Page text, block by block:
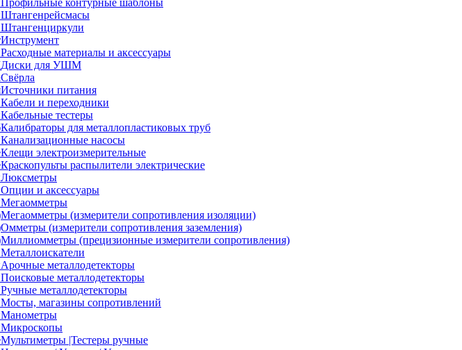
Профильные контурные шаблоны
Штангенрейсмасы
Штангенциркули
Инструмент
Расходные материалы и аксессуары
Диски для УШМ
Свёрла
Источники питания
Кабели и переходники
Кабельные тестеры
Калибраторы для металлопластиковых труб
Канализационные насосы
Клещи электроизмерительные
Краскопульты распылители электрические
Люксметры
Опции и аксессуары
Мегаомметры
Мегаомметры (измерители сопротивления изоляции)
Омметры (измерители сопротивления заземления)
Миллиомметры (прецизионные измерители сопротивления)
Металлоискатели
Арочные металлодетекторы
Поисковые металлодетекторы
Ручные металлодетекторы
Мосты, магазины сопротивлений
Манометры
Микроскопы
Мультиметры |Тестеры ручные